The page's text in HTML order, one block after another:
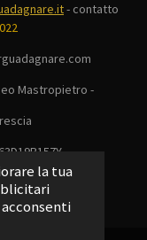
la tua
- contatto
Mastropietro -